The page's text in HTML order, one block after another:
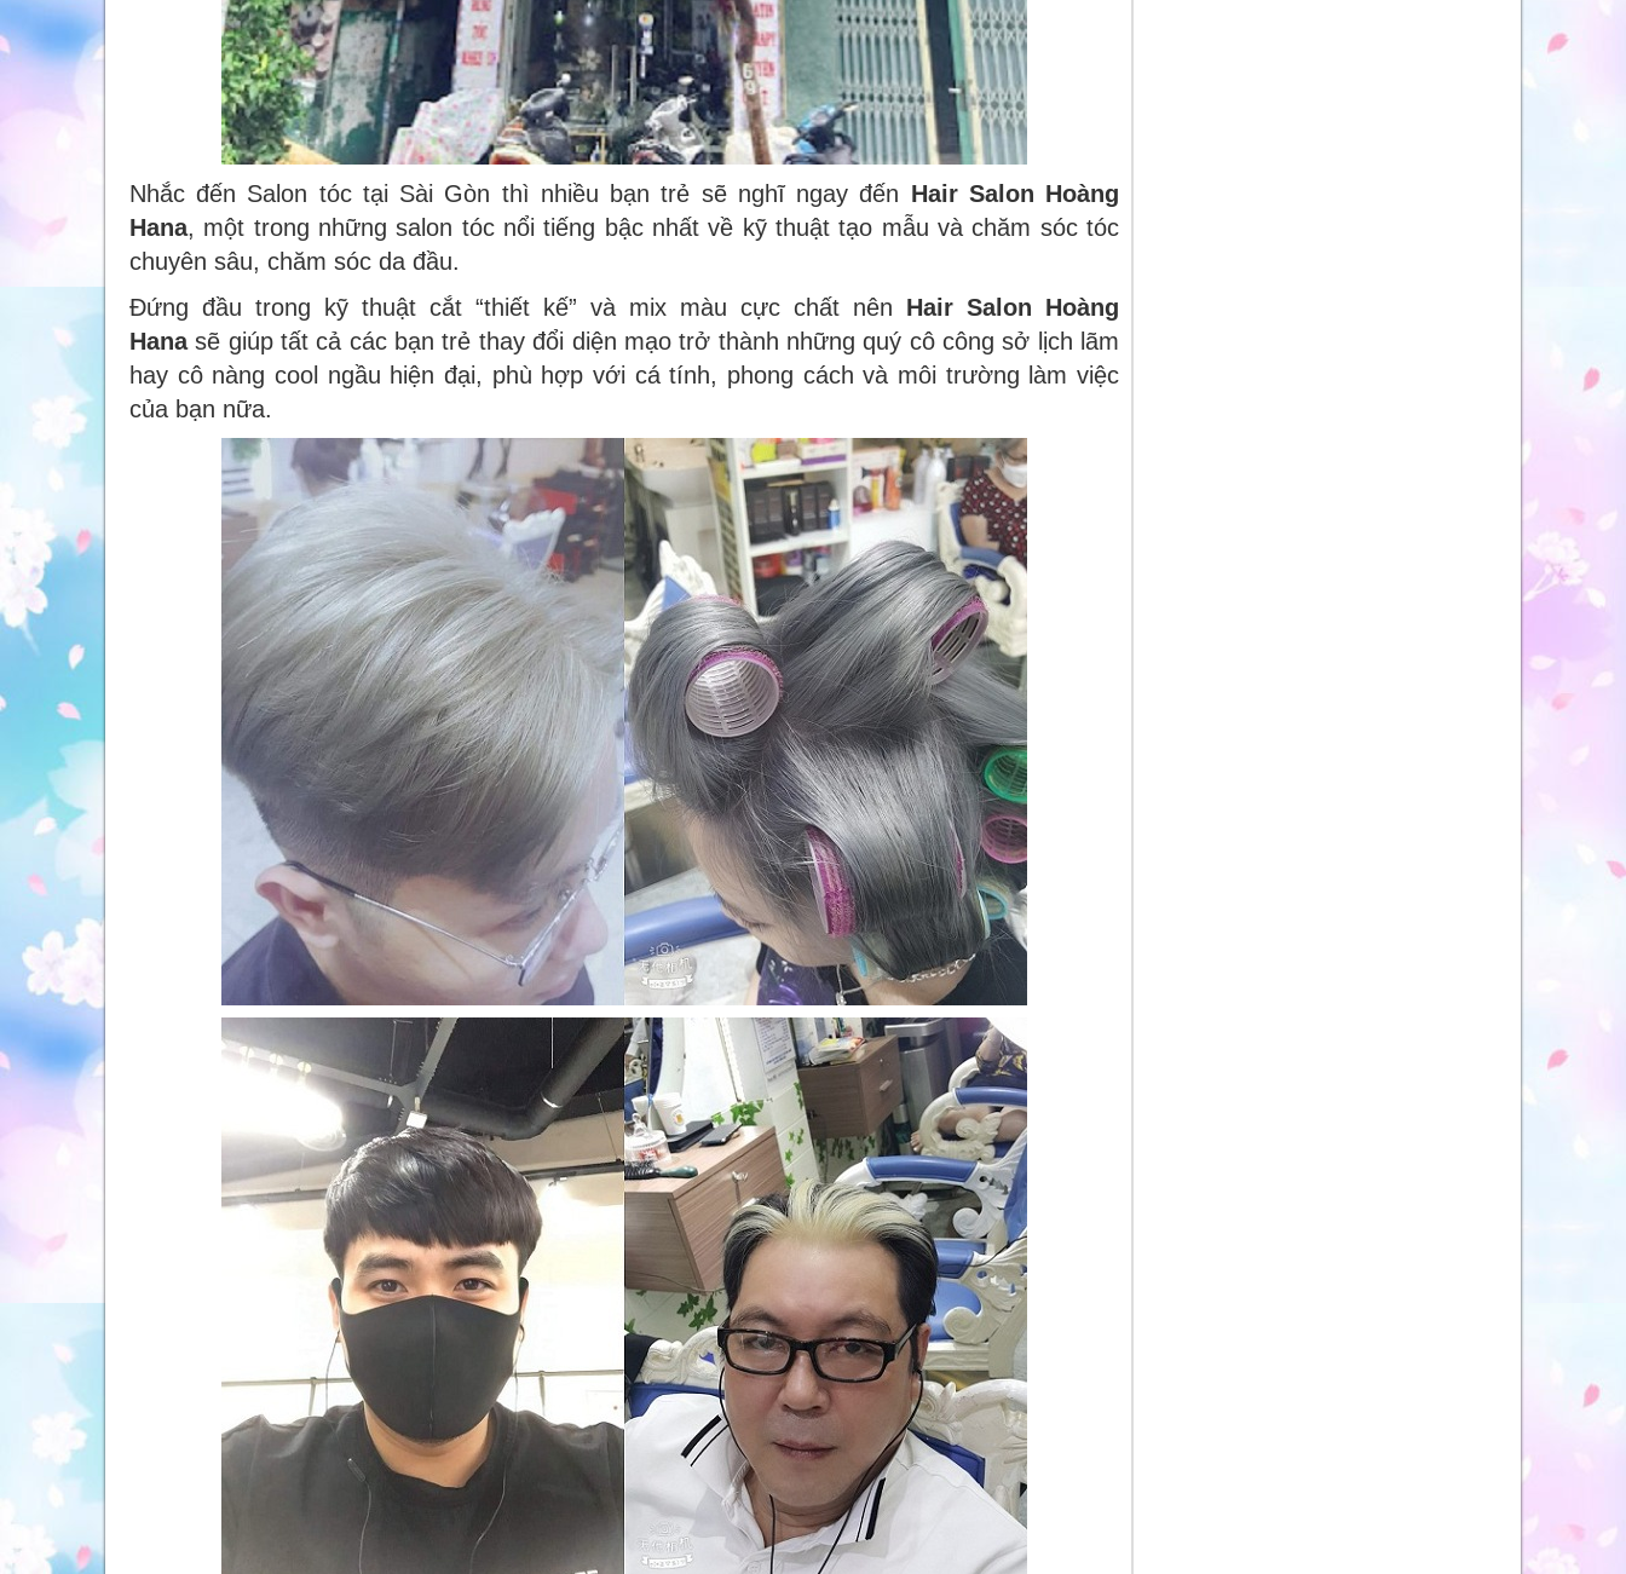
Nhắc đến Salon tóc tại Sài Gòn thì nhiều bạn trẻ sẽ nghĩ ngay đến Hair Salon Hoàng
Hana, một trong những salon tóc nổi tiếng bậc nhất về kỹ thuật tạo mẫu và chăm sóc tóc
chuyên sâu, chăm sóc da đầu.
Đứng đầu trong kỹ thuật cắt “thiết kế” và mix màu cực chất nên Hair Salon Hoàng
Hanasẽ giúp tất cả các bạn trẻ thay đổi diện mạo trở thành những quý cô công sở lịch lãm
hay cô nàng cool ngầu hiện đại, phù hợp với cá tính, phong cách và môi trường làm việc
của bạn nữa.